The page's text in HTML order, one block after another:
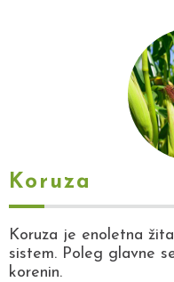
Koruza
Koruza je enoletna
sistem. Poleg glavne
korenin.